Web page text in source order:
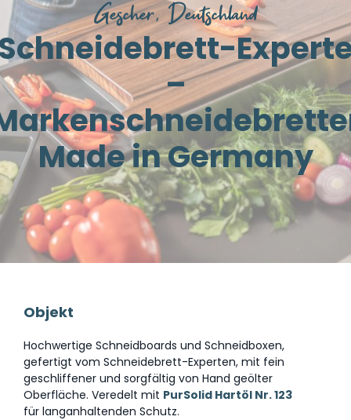
Gescher, Deutschland
–
Made in Germany
Objekt
Hochwertige Schneidboards und Schneidboxen,
gefertigt vom Schneidebrett-Experten, mit fein
geschliffener und sorgfältig von Hand geölter
Oberfläche. Veredelt mit PurSolid Hartöl Nr. 123
für langanhaltenden Schutz.